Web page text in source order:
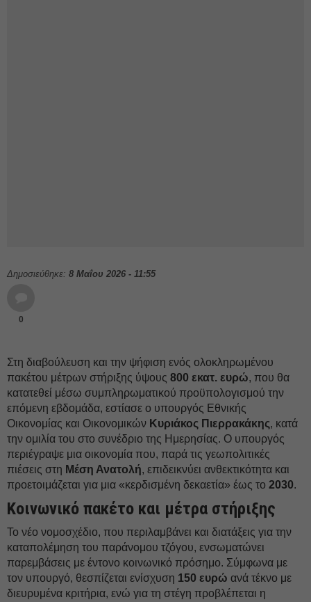
Δημοσιεύθηκε: 8 Μαΐου 2026 - 11:55
0
Στη διαβούλευση και την ψήφιση ενός ολοκληρωμένου
πακέτου μέτρων στήριξης ύψους 800 εκατ. ευρώ, που θα
κατατεθεί μέσω συμπληρωματικού προϋπολογισμού την
επόμενη εβδομάδα, εστίασε ο υπουργός Εθνικής
Οικονομίας και Οικονομικών Κυριάκος Πιερρακάκης, κατά
την ομιλία του στο συνέδριο της Ημερησίας. Ο υπουργός
περιέγραψε μια οικονομία που, παρά τις γεωπολιτικές
πιέσεις στη Μέση Ανατολή, επιδεικνύει ανθεκτικότητα και
προετοιμάζεται για μια «κερδισμένη δεκαετία» έως το 2030.
Κοινωνικό πακέτο και μέτρα στήριξης
Το νέο νομοσχέδιο, που περιλαμβάνει και διατάξεις για την
καταπολέμηση του παράνομου τζόγου, ενσωματώνει
παρεμβάσεις με έντονο κοινωνικό πρόσημο. Σύμφωνα με
τον υπουργό, θεσπίζεται ενίσχυση 150 ευρώ ανά τέκνο με
διευρυμένα κριτήρια, ενώ για τη στέγη προβλέπεται η